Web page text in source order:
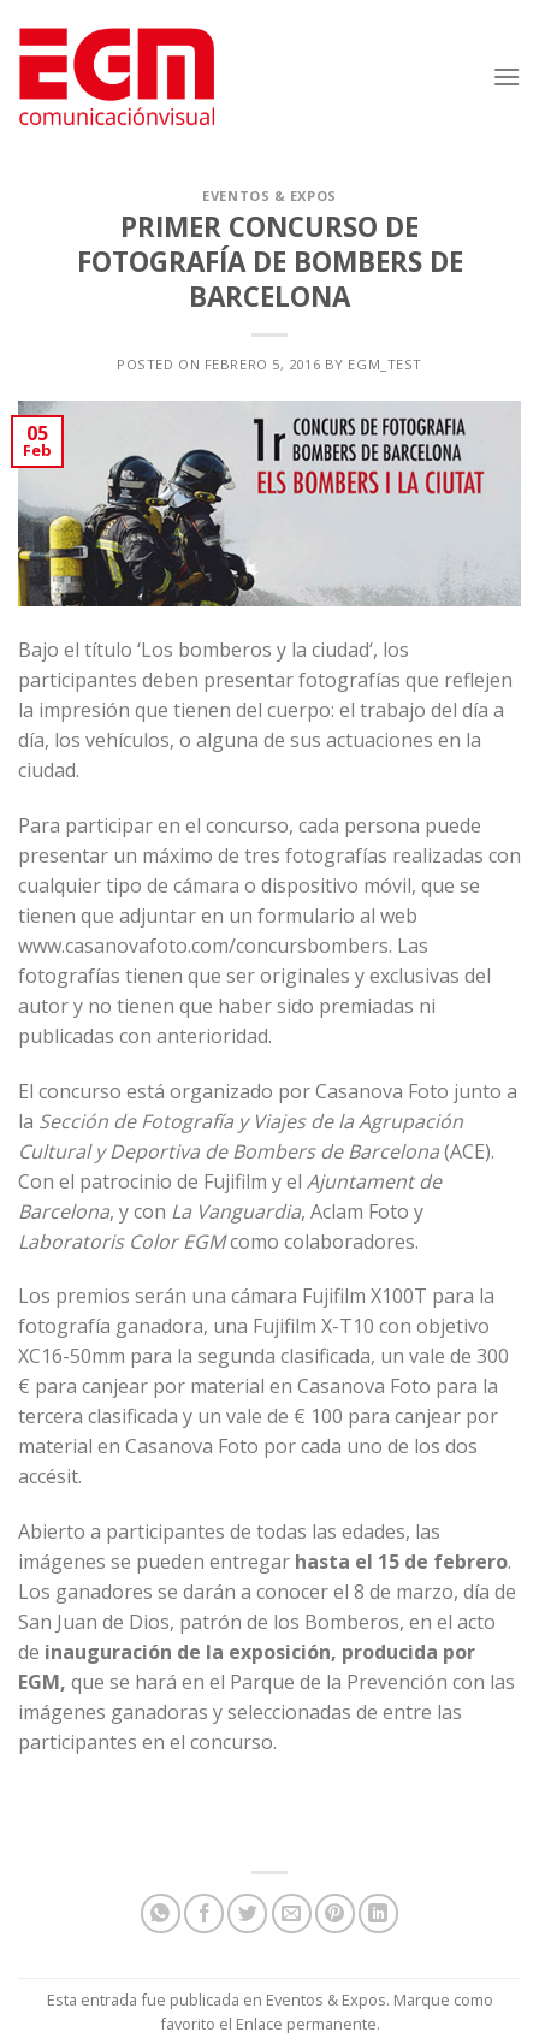
contenido
EVENTOS & EXPOS
PRIMER CONCURSO DE
FOTOGRAFÍA DE BOMBERS DE
BARCELONA
POSTED ON FEBRERO 5, 2016 BY EGM_TEST
05
Feb
Bajo el título ‘Los bomberos y la ciudad‘, los
participantes deben presentar fotografías que reflejen
la impresión que tienen del cuerpo: el trabajo del día a
día, los vehículos, o alguna de sus actuaciones en la
ciudad.
Para participar en el concurso, cada persona puede
presentar un máximo de tres fotografías realizadas con
cualquier tipo de cámara o dispositivo móvil, que se
tienen que adjuntar en un formulario al web
www.casanovafoto.com/concursbombers. Las
fotografías tienen que ser originales y exclusivas del
autor y no tienen que haber sido premiadas ni
publicadas con anterioridad.
El concurso está organizado porCasanova Foto junto a
la Sección de Fotografía y Viajes de la Agrupación
Cultural y Deportiva de Bombers de Barcelona(ACE).
Con el patrocinio de Fujifilm y el Ajuntament de
Barcelona, y con La Vanguardia, Aclam Foto y
Laboratoris Color EGMcomo colaboradores.
Los premios serán una cámara Fujifilm X100T para la
fotografía ganadora, una Fujifilm X-T10 con objetivo
XC16-50mm para la segunda clasificada, un vale de 300
€ para canjear por material en Casanova Foto para la
tercera clasificada y un vale de € 100 para canjear por
material en Casanova Foto por cada uno de los dos
accésit.
Abierto a participantes de todas las edades, las
imágenes se pueden entregar hasta el 15 de febrero.
Los ganadores se darán a conocer el 8 de marzo, día de
San Juan de Dios, patrón de los Bomberos, en el acto
de inauguración de la exposición, producida por
EGM, que se hará en el Parque de la Prevención con las
imágenes ganadoras y seleccionadas de entre las
participantes en el concurso.
Esta entrada fue publicada en Eventos & Expos. Marque como
favorito el Enlace permanente.